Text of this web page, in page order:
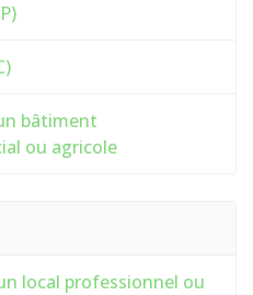
bâtiment
ou agricole
local professionnel ou